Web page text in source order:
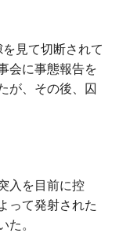
見て切断されて
会に事態報告を
が、その後、囚
入を目前に控
って発射された
た。